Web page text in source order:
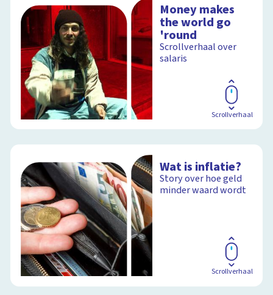
Money makes
the world go
'round
Scrollverhaal over
salaris
Scrollverhaal
Wat is inflatie?
Story over hoe geld
minder waard wordt
Scrollverhaal